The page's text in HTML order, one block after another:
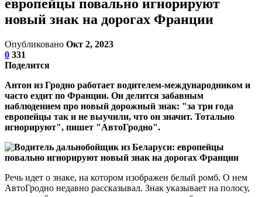
европейцы повально игнорируют
новый знак на дорогах Франции
Опубликовано Окт 2, 2023
0 331
Поделится
Антон из Гродно работает водителем-международником и
часто ездит по Франции. Он делится забавным
наблюдением про новый дорожный знак: "за три года
европейцы так и не выучили, что он значит. Тотально
игнорируют", пишет "АвтоГродно".
Речь идет о знаке, на котором изображен белый ромб. О нем
АвтоГродно недавно рассказывал. Знак указывает на полосу,